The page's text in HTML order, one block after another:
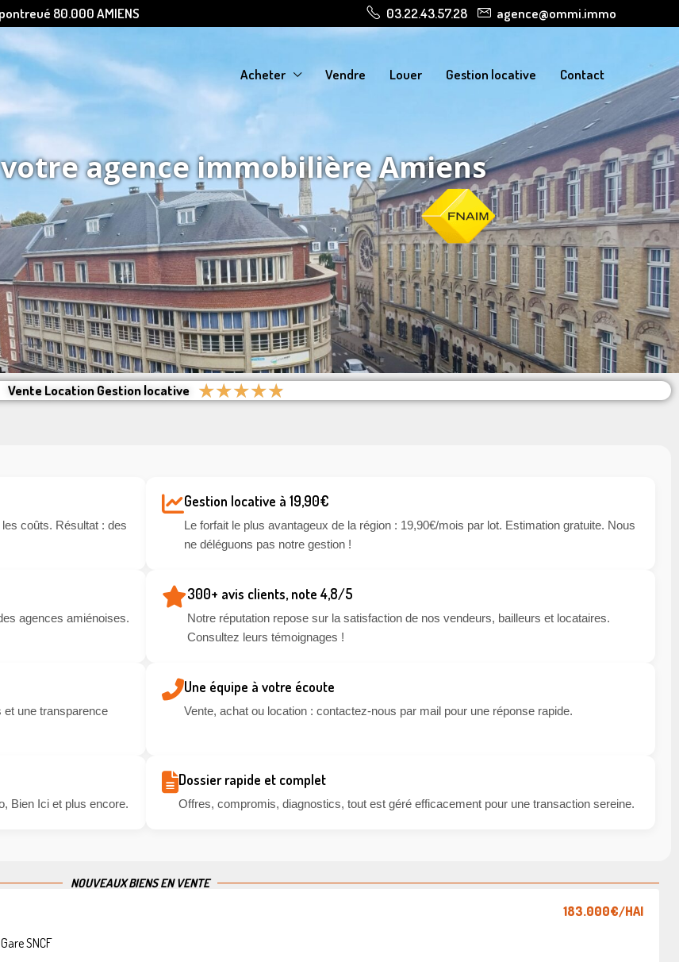
80.000 AMIENS 03.22.43.57.28 agence@ommi.immo
Acheter Vendre Louer Gestion locative Contact
agence immobilière Amiens
Vente Location Gestion locative ★★★★★
coûts. Résultat : des
Gestion locative à 19,90€
Le forfait le plus avantageux de la région : 19,90€/mois par lot. Estimation gratuite. Nous
ne déléguons pas notre gestion !
agences amiénoises.
300+ avis clients, note 4,8/5
Notre réputation repose sur la satisfaction de nos vendeurs, bailleurs et locataires.
Consultez leurs témoignages !
une transparence
Une équipe à votre écoute
Vente, achat ou location : contactez-nous par mail pour une réponse rapide.
Bien Ici et plus encore.
Dossier rapide et complet
Offres, compromis, diagnostics, tout est géré efficacement pour une transaction sereine.
NOUVEAUX BIENS EN VENTE
SNCF
183.000€/HAI